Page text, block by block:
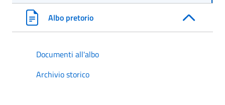
Albo pretorio
Documenti all'albo
Archivio storico